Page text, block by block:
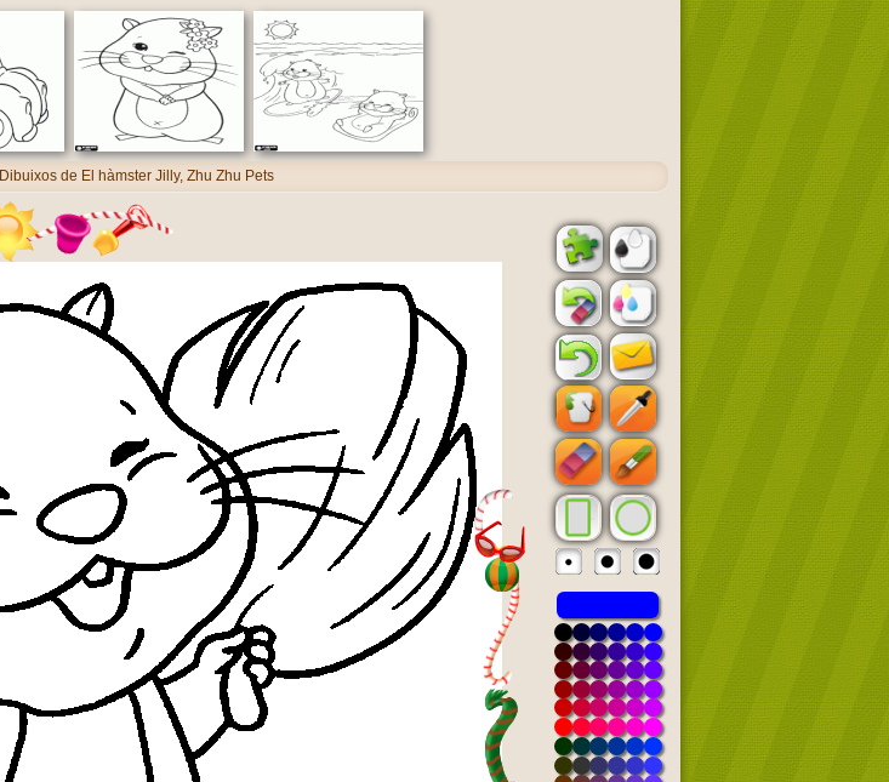
Dibuixos de El hàmster Jilly, Zhu Zhu Pets